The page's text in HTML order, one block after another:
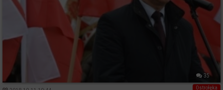
35
Ostrołęka